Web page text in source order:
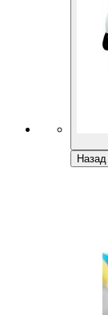
Назад